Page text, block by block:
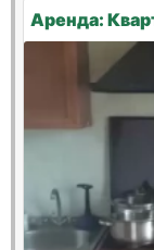
Аренда: